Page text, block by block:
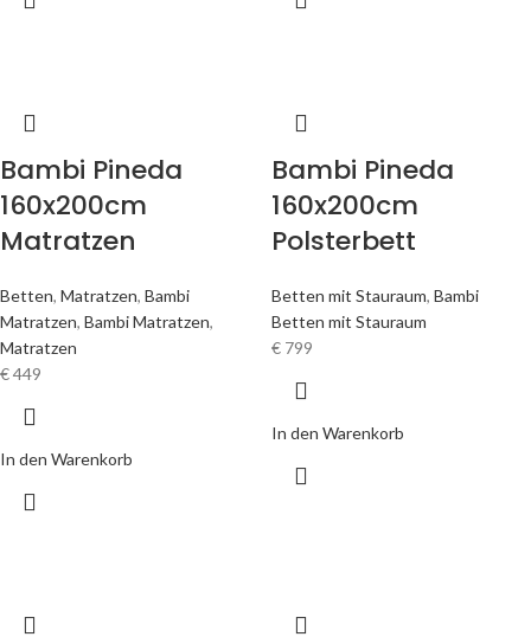
Bambi Pineda
160x200cm
Matratzen
Betten, Matratzen, Bambi
Matratzen, Bambi Matratzen,
Matratzen
€449
In den Warenkorb
Bambi Pineda
160x200cm
Polsterbett
Betten mit Stauraum, Bambi
Betten mit Stauraum
€ 799
In den Warenkorb